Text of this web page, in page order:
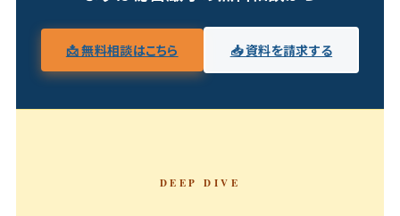
📩 無料相談はこちら 📥 資料を請求する
DEEP DIVE